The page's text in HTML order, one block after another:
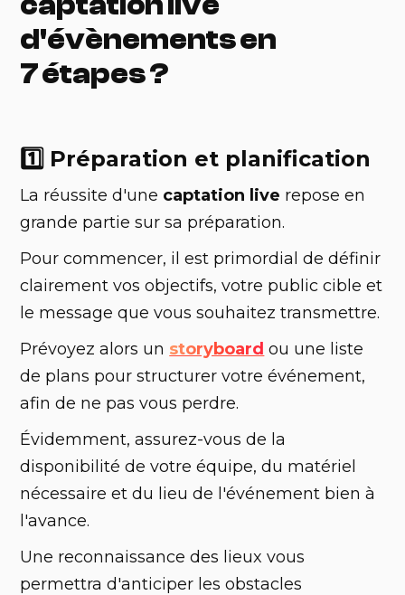
d'évènements en
7 étapes ?
1️⃣ Préparation et planification
La réussite d'une captation live repose en
grande partie sur sa préparation.
Pour commencer, il est primordial de définir
clairement vos objectifs, votre public cible et
le message que vous souhaitez transmettre.
Prévoyez alors un storyboard ou une liste
de plans pour structurer votre événement,
afin de ne pas vous perdre.
Évidemment, assurez-vous de la
disponibilité de votre équipe, du matériel
nécessaire et du lieu de l'événement bien à
l'avance.
Une reconnaissance des lieux vous
permettra d'anticiper les obstacles